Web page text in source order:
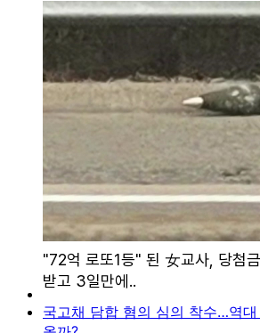
국고채 담합 혐의 심의 착수…역